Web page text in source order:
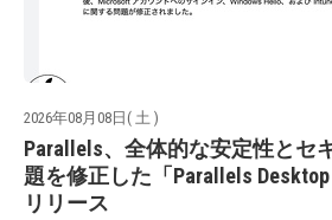
2026年08月08日( 土 )
Parallels、全体的な安定性とセ
題を修正した「Parallels
リリース